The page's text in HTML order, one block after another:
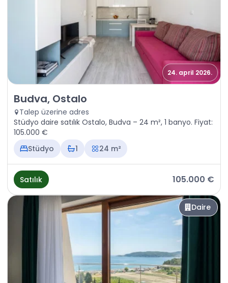
24. april 2026.
Satılık - Daire Budva, Ostalo
Budva, Ostalo
Talep üzerine adres
Stüdyo daire satılık Ostalo, Budva – 24 m², 1 banyo. Fiyat:
105.000 €
Stüdyo
1 24 m²
Satılık 105.000 €
Daire